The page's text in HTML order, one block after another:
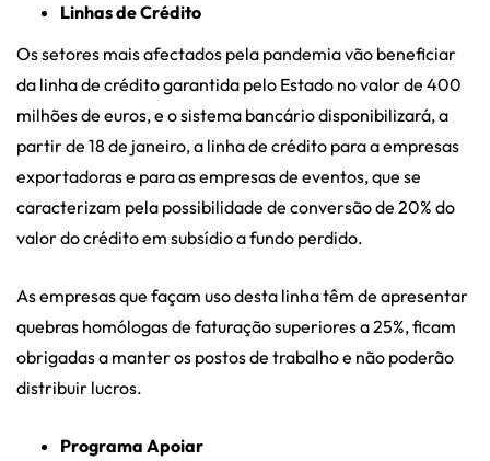
Linhas de Crédito
Os setores mais afectados pela pandemia vão beneficiar
da linha de crédito garantida pelo Estado no valor de 400
milhões de euros, e o sistema bancário disponibilizará, a
partir de 18 de janeiro, a linha de crédito para a empresas
exportadoras e para as empresas de eventos, que se
caracterizam pela possibilidade de conversão de 20% do
valor do crédito em subsídio a fundo perdido.
As empresas que façam uso desta linha têm de apresentar
quebras homólogas de faturação superiores a 25%, ficam
obrigadas a manter os postos de trabalho e não poderão
distribuir lucros.
Programa Apoiar